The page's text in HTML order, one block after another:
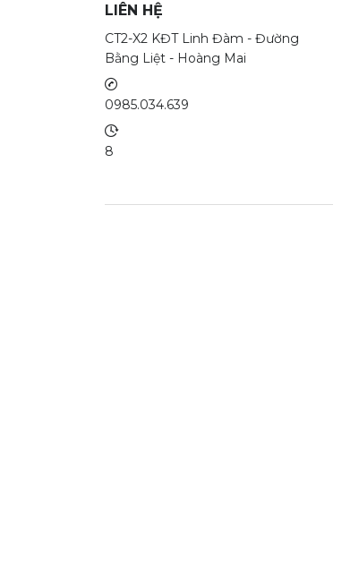
LIÊN HỆ
CT2-X2 KĐT Linh Đàm - Đường
Bằng Liệt - Hoàng Mai
0985.034.639
8